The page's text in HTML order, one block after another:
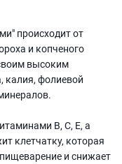
происходит от
и копченого
высоким
калия, фолиевой
В, С, Е, а
клетчатку, которая
и снижает